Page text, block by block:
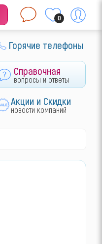
0
Горячие телефоны
Справочная
вопросы и ответы
Акции и Скидки
новости компаний